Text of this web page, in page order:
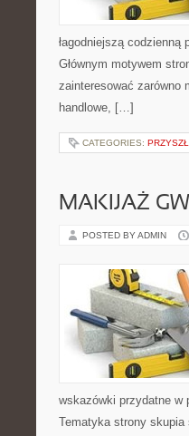
łagodniejszą
Głównym motywem
zainteresować zarówno
handlowe, […]
CATEGORIES:
MAKIJAŻ
POSTED BY ADMIN
wskazówki przydatne
Tematyka strony